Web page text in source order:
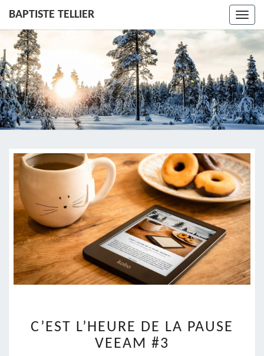
BAPTISTE TELLIER
L’HEURE
DE
C’EST L’HEURE DE LA PAUSE
VEEAM #3